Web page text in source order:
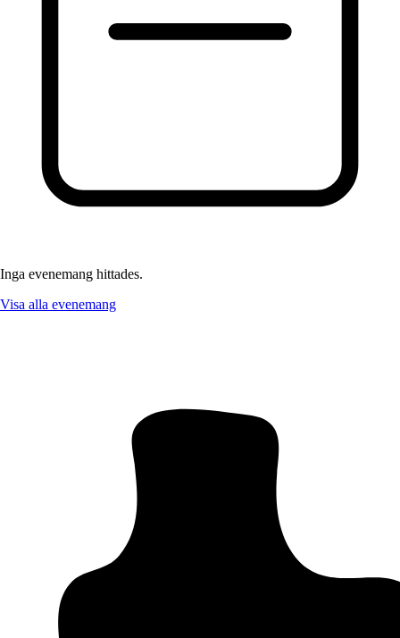
Inga evenemang hittades.
Visa alla evenemang